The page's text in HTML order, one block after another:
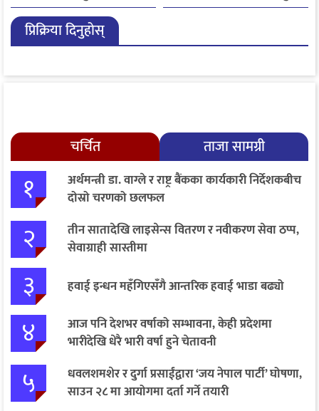
प्रिक्रिया दिनुहोस्
चर्चित ताजा सामग्री
१
अर्थमन्त्री डा. वाग्ले र राष्ट्र बैंकका कार्यकारी निर्देशकबीच
दोस्रो चरणको छलफल
२
तीन सातादेखि लाइसेन्स वितरण र नवीकरण सेवा ठप्प,
सेवाग्राही सास्तीमा
३ हवाई इन्धन महँगिएसँगै आन्तरिक हवाई भाडा बढ्यो
४
आज पनि देशभर वर्षाको सम्भावना, केही प्रदेशमा
भारीदेखि धेरै भारी वर्षा हुने चेतावनी
५
धवलशमशेर र दुर्गा प्रसाईंद्वारा ‘जय नेपाल पार्टी’ घोषणा,
साउन २८ मा आयोगमा दर्ता गर्ने तयारी